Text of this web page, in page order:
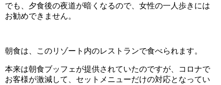
でも、夕食後の夜道が暗くなるので、女性の一人歩きには
お勧めできません。
朝食は、このリゾート内のレストランで食べられます。
本来は朝食ブッフェが提供されていたのですが、コロナで
お客様が激減して、セットメニューだけの対応となってい